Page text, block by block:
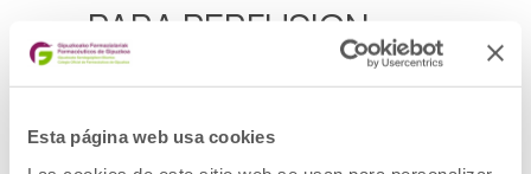
Esta página web usa cookies
PARA PERFUSION
PRODUCTO: Medicamento de uso
DOE: PANITUMUMABPRESENTACION:
VECTIBIX 20 MG/ML CONCENTRADO PARA
SOLUCION PARA PERFUSION, 1 vial de 5 ml